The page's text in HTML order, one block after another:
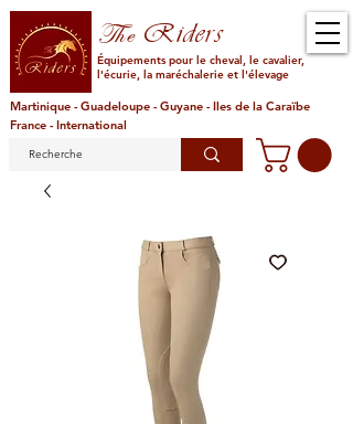
TheRiders
Équipements pour le cheval, le cavalier,
l'écurie, la maréchalerie et l'élevage
Martinique - Guadeloupe - Guyane - Iles de la Caraïbe
France - International